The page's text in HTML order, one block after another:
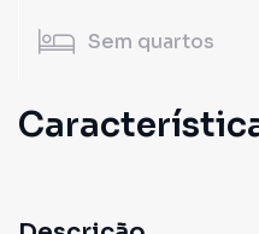
Sem quartos
Recepção